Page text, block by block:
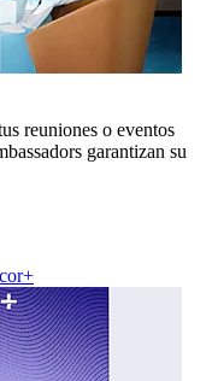
reuniones o eventos
garantizan su